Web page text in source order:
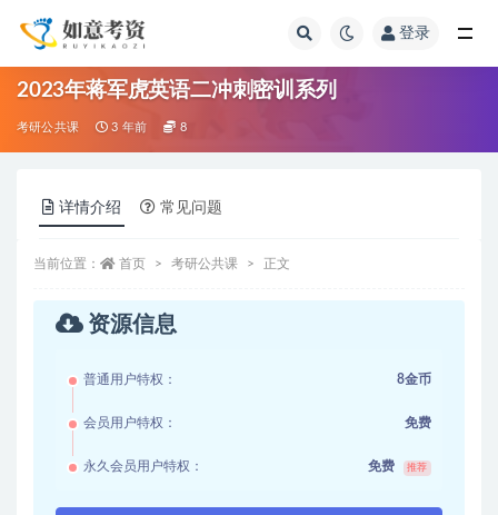
登录
2023年蒋军虎英语二冲刺密训系列
考研公共课 3 年前 8
详情介绍 常见问题
当前位置： 首页 考研公共课 正文
资源信息
普通用户特权： 8金币
会员用户特权： 免费
永久会员用户特权： 免费 推荐